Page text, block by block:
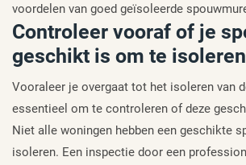
voordelen van goed geïsoleerde
Controleer vooraf of je
geschikt is om te
Vooraleer je overgaat tot het isoleren van
essentieel om te controleren of deze
Niet alle woningen hebben een geschikte
isoleren. Een inspectie door een